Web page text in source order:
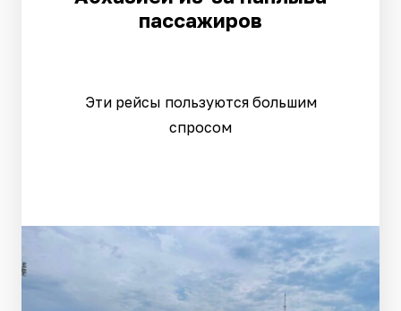
пассажиров
Эти рейсы пользуются большим
спросом